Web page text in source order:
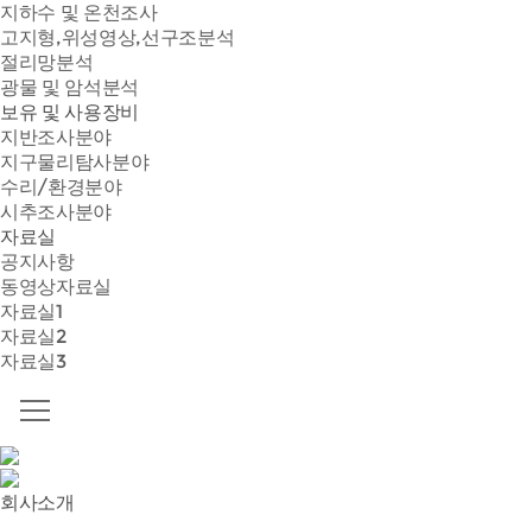
지하수 및 온천조사
고지형,위성영상,선구조분석
절리망분석
광물 및 암석분석
보유 및 사용장비
지반조사분야
지구물리탐사분야
수리/환경분야
시추조사분야
자료실
공지사항
동영상자료실
자료실1
자료실2
자료실3
회사소개